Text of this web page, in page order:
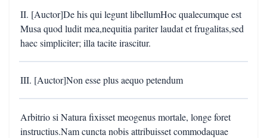
II. [Auctor]De his qui legunt libellumHoc qualecumque est
Musa quod ludit mea,nequitia pariter laudat et frugalitas,sed
haec simpliciter; illa tacite irascitur.
III. [Auctor]Non esse plus aequo petendum
Arbitrio si Natura fixisset meogenus mortale, longe foret
instructius.Nam cuncta nobis attribuisset commodaquae